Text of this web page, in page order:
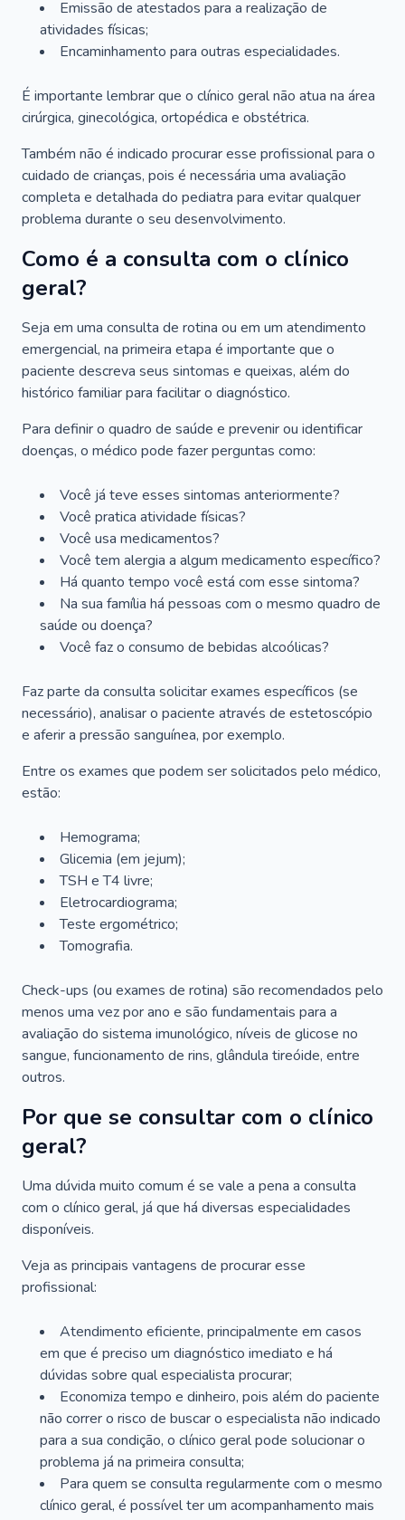
Emissão de atestados para a realização de
atividades físicas;
Encaminhamento para outras especialidades.
É importante lembrar que o clínico geral não atua na área
cirúrgica, ginecológica, ortopédica e obstétrica.
Também não é indicado procurar esse profissional para o
cuidado de crianças, pois é necessária uma avaliação
completa e detalhada do pediatra para evitar qualquer
problema durante o seu desenvolvimento.
Como é a consulta com o clínico
geral?
Seja em uma consulta de rotina ou em um atendimento
emergencial, na primeira etapa é importante que o
paciente descreva seus sintomas e queixas, além do
histórico familiar para facilitar o diagnóstico.
Para definir o quadro de saúde e prevenir ou identificar
doenças, o médico pode fazer perguntas como:
Você já teve esses sintomas anteriormente?
Você pratica atividade físicas?
Você usa medicamentos?
Você tem alergia a algum medicamento específico?
Há quanto tempo você está com esse sintoma?
Na sua família há pessoas com o mesmo quadro de
saúde ou doença?
Você faz o consumo de bebidas alcoólicas?
Faz parte da consulta solicitar exames específicos (se
necessário), analisar o paciente através de estetoscópio
e aferir a pressão sanguínea, por exemplo.
Entre os exames que podem ser solicitados pelo médico,
estão:
Hemograma;
Glicemia (em jejum);
TSH e T4 livre;
Eletrocardiograma;
Teste ergométrico;
Tomografia.
Check-ups (ou exames de rotina) são recomendados pelo
menos uma vez por ano e são fundamentais para a
avaliação do sistema imunológico, níveis de glicose no
sangue, funcionamento de rins, glândula tireóide, entre
outros.
Por que se consultar com o clínico
geral?
Uma dúvida muito comum é se vale a pena a consulta
com o clínico geral, já que há diversas especialidades
disponíveis.
Veja as principais vantagens de procurar esse
profissional:
Atendimento eficiente, principalmente em casos
em que é preciso um diagnóstico imediato e há
dúvidas sobre qual especialista procurar;
Economiza tempo e dinheiro, pois além do paciente
não correr o risco de buscar o especialista não indicado
para a sua condição, o clínico geral pode solucionar o
problema já na primeira consulta;
Para quem se consulta regularmente com o mesmo
clínico geral, é possível ter um acompanhamento mais